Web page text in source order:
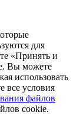
для
«Принять и
Вы можете
использовать
все условия
файлов
cookie.